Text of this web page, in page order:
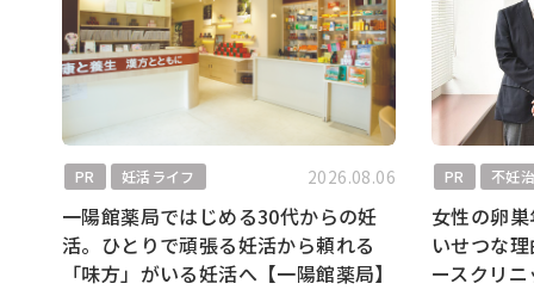
PR 妊活ライフ 2026.08.06
一陽館薬局ではじめる30代からの妊
活。ひとりで頑張る妊活から頼れる
「味方」がいる妊活へ【一陽館薬局】
PR 不妊
女性の卵
いせつな
ースクリ